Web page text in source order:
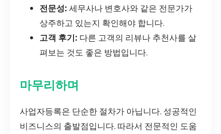
전문성: 세무사나 변호사와 같은 전문가가
상주하고 있는지 확인해야 합니다.
고객 후기: 다른 고객의 리뷰나 추천사를 살
펴보는 것도 좋은 방법입니다.
마무리하며
사업자등록은 단순한 절차가 아닙니다. 성공적인
비즈니스의 출발점입니다. 따라서 전문적인 도움